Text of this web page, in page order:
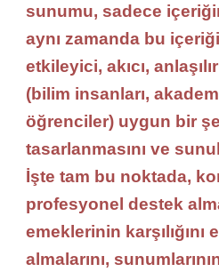
sunumu, sadece
aynı zamanda bu
etkileyici, akıcı,
(bilim insanları,
öğrenciler) uygun bir
tasarlanmasını ve
İşte tam bu noktada,
profesyonel destek
emeklerinin karşılığını
almalarını, sunumlarının